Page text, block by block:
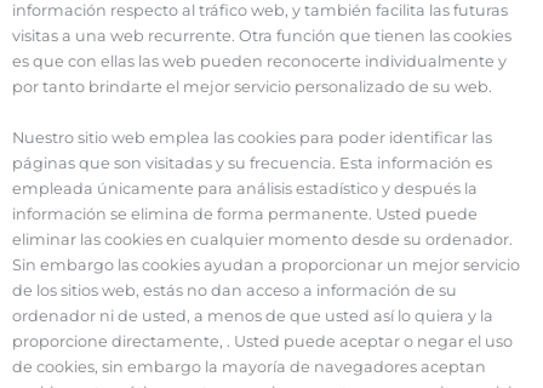
información respecto al tráfico web, y también facilita las futuras
visitas a una web recurrente. Otra función que tienen las cookies
es que con ellas las web pueden reconocerte individualmente y
por tanto brindarte el mejor servicio personalizado de su web.
Nuestro sitio web emplea las cookies para poder identificar las
páginas que son visitadas y su frecuencia. Esta información es
empleada únicamente para análisis estadístico y después la
información se elimina de forma permanente. Usted puede
eliminar las cookies en cualquier momento desde su ordenador.
Sin embargo las cookies ayudan a proporcionar un mejor servicio
de los sitios web, estás no dan acceso a información de su
ordenador ni de usted, a menos de que usted así lo quiera y la
proporcione directamente, . Usted puede aceptar o negar el uso
de cookies, sin embargo la mayoría de navegadores aceptan